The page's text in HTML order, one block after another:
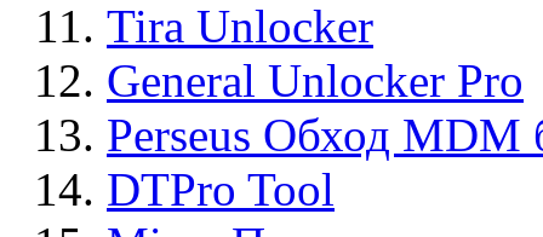
Tira Unlocker
General Unlocker Pro
Perseus Обход MDM
DTPro Tool